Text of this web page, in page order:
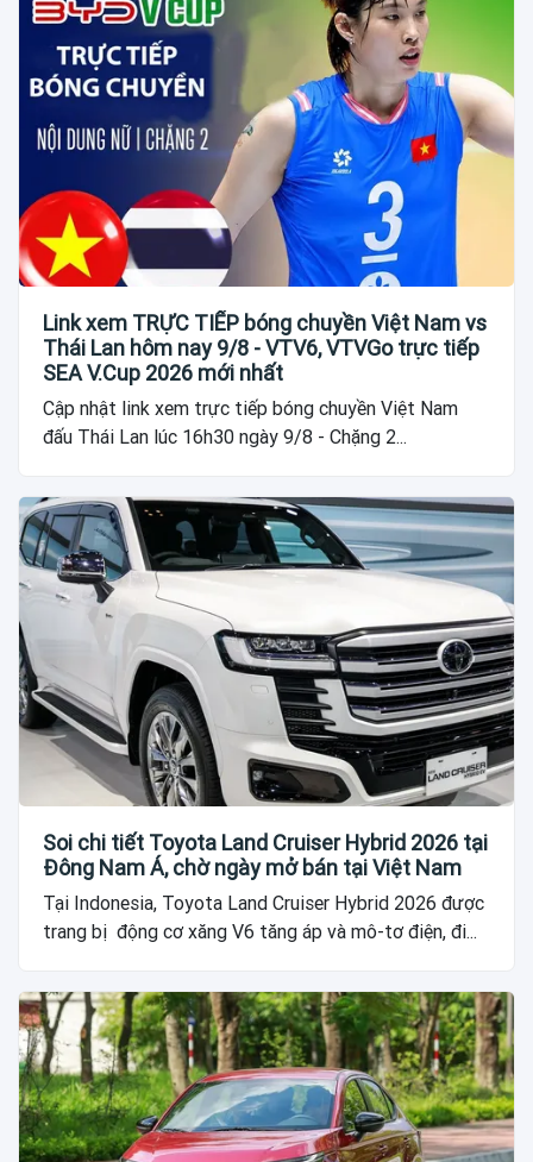
Link xem TRỰC TIẾP bóng chuyền Việt Nam vs
Thái Lan hôm nay 9/8 - VTV6, VTVGo trực tiếp
SEA V.Cup 2026 mới nhất
Cập nhật link xem trực tiếp bóng chuyền Việt Nam
đấu Thái Lan lúc 16h30 ngày 9/8 - Chặng 2...
Soi chi tiết Toyota Land Cruiser Hybrid 2026 tại
Đông Nam Á, chờ ngày mở bán tại Việt Nam
Tại Indonesia, Toyota Land Cruiser Hybrid 2026 được
trang bị động cơ xăng V6 tăng áp và mô-tơ điện, đi...